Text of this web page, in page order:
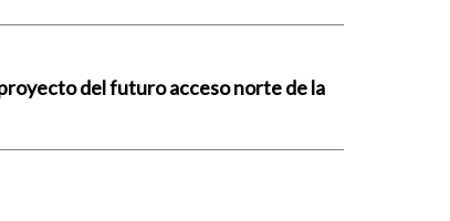
del futuro acceso norte de la